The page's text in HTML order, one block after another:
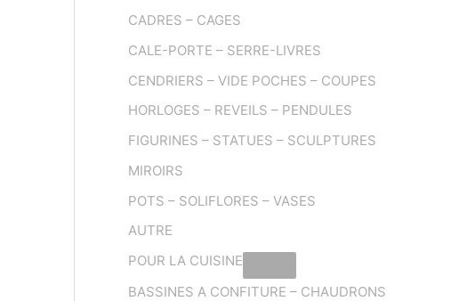
CADRES – CAGES
CALE-PORTE – SERRE-LIVRES
CENDRIERS – VIDE POCHES – COUPES
HORLOGES – REVEILS – PENDULES
FIGURINES – STATUES – SCULPTURES
MIROIRS
POTS – SOLIFLORES – VASES
AUTRE
POUR LA CUISINE
BASSINES A CONFITURE – CHAUDRONS